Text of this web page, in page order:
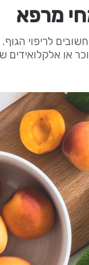
מרפא
לריפוי הגוף.
או